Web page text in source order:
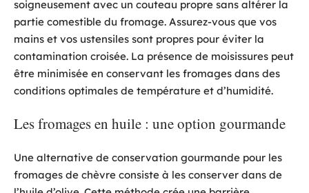
soigneusement avec un couteau propre sans altérer la
partie comestible du fromage. Assurez-vous que vos
mains et vos ustensiles sont propres pour éviter la
contamination croisée. La présence de moisissures peut
être minimisée en conservant les fromages dans des
conditions optimales de température et d’humidité.
Les fromages en huile : une option gourmande
Une alternative de conservation gourmande pour les
fromages de chèvre consiste à les conserver dans de